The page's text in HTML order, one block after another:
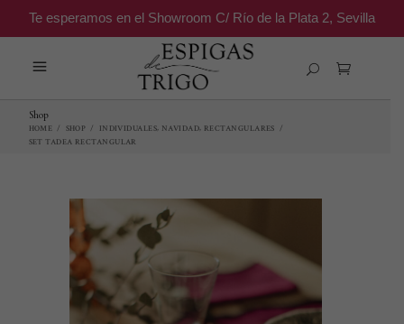
Te esperamos en el Showroom C/ Río de la Plata 2, Sevilla
Shop
HOME / SHOP / INDIVIDUALES, NAVIDAD, RECTANGULARES /
SET TADEA RECTANGULAR